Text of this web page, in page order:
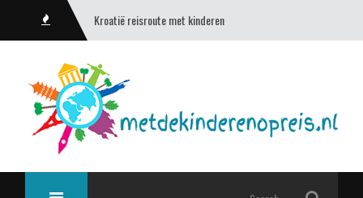
Kroatië reisroute met kinderen